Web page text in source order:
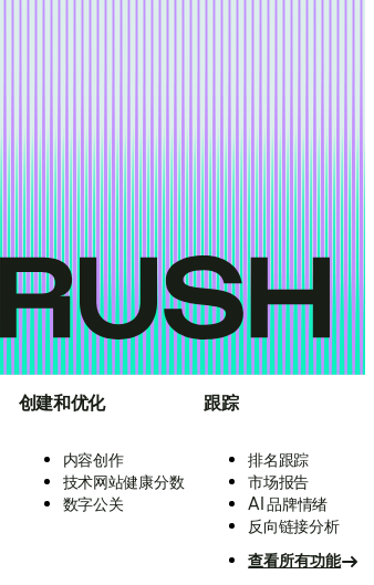
创建和优化
内容创作
技术网站健康分数
数字公关
跟踪
排名跟踪
市场报告
AI 品牌情绪
反向链接分析
查看所有功能